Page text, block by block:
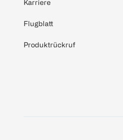
Karriere
Flugblatt
Produktrückruf